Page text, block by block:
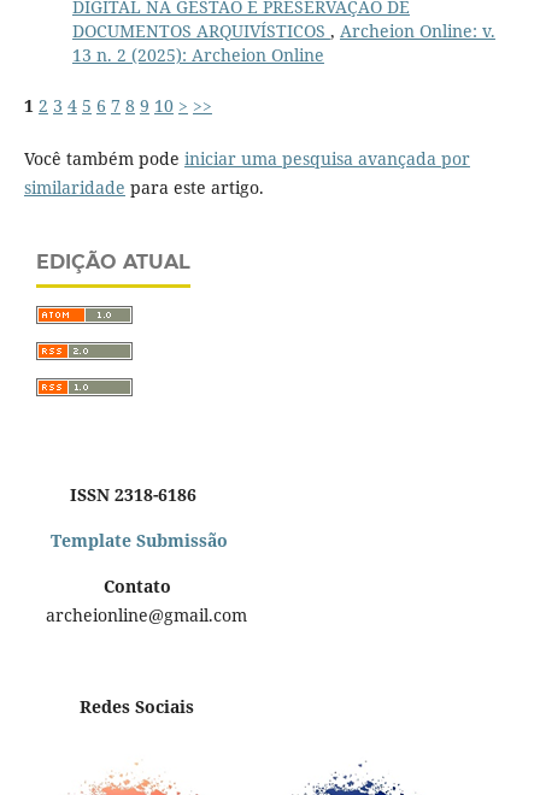
DIGITAL NA GESTÃO E PRESERVAÇÃO DE
DOCUMENTOS ARQUIVÍSTICOS , Archeion Online: v.
13 n. 2 (2025): Archeion Online
1 2 3 4 5 6 7 8 9 10 > >>
Você também pode iniciar uma pesquisa avançada por
similaridade para este artigo.
EDIÇÃO ATUAL
ISSN 2318-6186
Template Submissão
Contato
archeionline@gmail.com
Redes Sociais